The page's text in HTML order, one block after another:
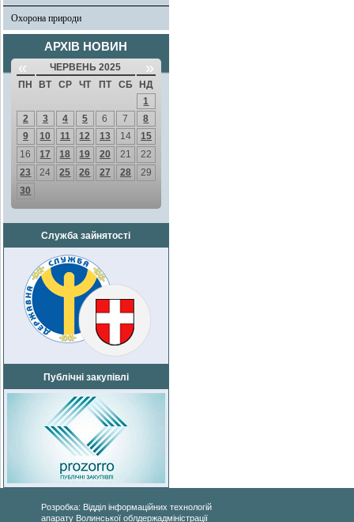
Охорона природи
АРХІВ НОВИН
« ЧЕРВЕНЬ 2025 »
ПН ВТ СР ЧТ ПТ СБ
НД
1
2
3 4 5 6 7
8
9
10 11 12 13 14
15
16
17 18 19 20 21
22
23
24 25 26 27 28
29
30
Служба зайнятості
Публічні закупівлі
Розробка: Відділ інформаційних технологій
апарату Волинської облдержадміністрації